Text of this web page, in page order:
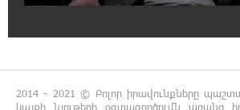
16:15:33 6-08-2026
ՈւՂԻՂ. Նարեկ
գալիս հայտարարությամբ
2014 - 2021 © Բոլոր իրավունքները
կայքի նյութերի օգտագործումն առանց